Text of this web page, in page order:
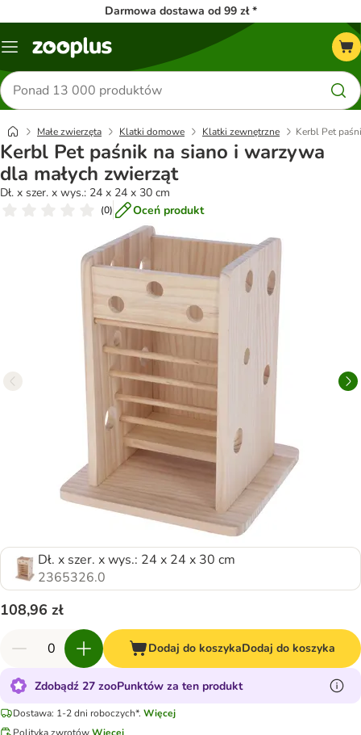
Darmowa dostawa od 99 zł *
Menu
Szukaj
produktów
Małe zwierzęta Klatki domowe Klatki zewnętrzne Kerbl Pet
Kerbl Pet paśnik na siano i warzywa
dla małych zwierząt
Dł. x szer. x wys.: 24 x 24 x 30 cm
(0) Oceń produkt
Dł. x szer. x wys.: 24 x 24 x 30 cm
2365326.0
108,96 zł
Dodaj do koszykaDodaj do koszyka
Zdobądź 27 zooPunktów za ten produkt
Dostawa: 1-2 dni roboczych*. Więcej
Polityka zwrotówWięcej